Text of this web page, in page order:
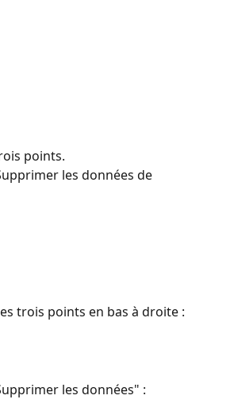
points.
les données de
trois points en bas à droite :
les données" :